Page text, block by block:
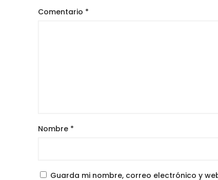
Comentario *
Nombre *
Guarda mi nombre, correo electrónico y